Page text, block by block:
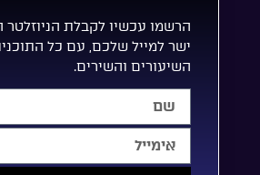
הרשמו עכשיו לקבלת הניוזלטר
ישר למייל שלכם, עם כל
השיעורים והשירים.